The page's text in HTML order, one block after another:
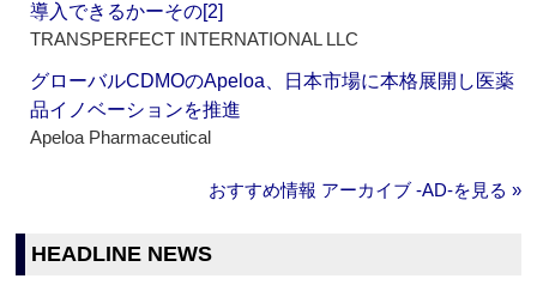
導入できるかーその[2]
TRANSPERFECT INTERNATIONAL LLC
グローバルCDMOのApeloa、日本市場に本格展開し医薬
品イノベーションを推進
Apeloa Pharmaceutical
おすすめ情報 アーカイブ ‐AD‐を見る »
HEADLINE NEWS